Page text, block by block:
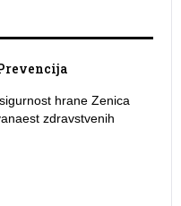
hrane Zenica
zdravstvenih